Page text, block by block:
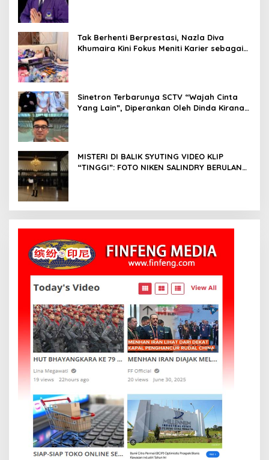
Tak Berhenti Berprestasi, Nazla Diva
Khumaira Kini Fokus Meniti Karier sebagai
Sinetron Terbarunya SCTV “Wajah Cinta
Yang Lain”, Diperankan Oleh Dinda Kirana,
MISTERI DI BALIK SYUTING VIDEO KLIP
“TINGGI”: FOTO NIKEN SALINDRY BERULANG